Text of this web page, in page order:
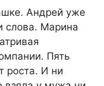
Андрей уже
слова. Марина
Пять
роста. И ни